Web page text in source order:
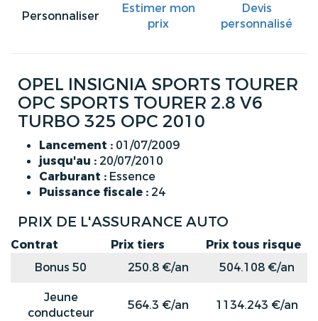
Personnaliser
Estimer mon
prix
Devis
personnalisé
OPEL INSIGNIA SPORTS TOURER
OPC SPORTS TOURER 2.8 V6
TURBO 325 OPC 2010
Lancement : 01/07/2009
jusqu'au : 20/07/2010
Carburant : Essence
Puissance fiscale : 24
PRIX DE L'ASSURANCE AUTO
Contrat Prix tiers
Prix tous risque
Bonus 50
250.8 €/an
504.108 €/an
Jeune
conducteur
564.3 €/an 1134.243 €/an